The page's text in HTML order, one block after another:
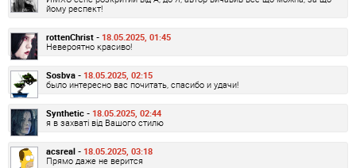
йому респект!
rottenChrist - 18.05.2025, 01:45
Невероятно красиво!
Sosbva - 18.05.2025, 02:15
было интересно вас почитать, спасибо и удачи!
Synthetic - 18.05.2025, 02:44
я в захваті від Вашого стилю
acsreal - 18.05.2025, 03:18
Прямо даже не верится